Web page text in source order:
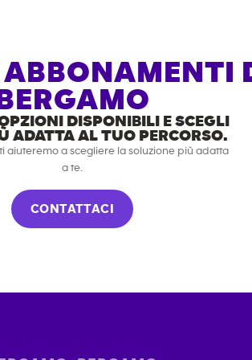
DISPONIBILI E SCEGLI
ADATTA AL TUO PERCORSO.
aiuteremo a scegliere la soluzione più adatta
a te.
CONTATTACI